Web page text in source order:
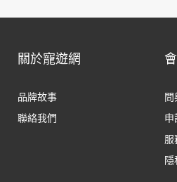
關於寵遊網
品牌故事
聯絡我們
問
申
服